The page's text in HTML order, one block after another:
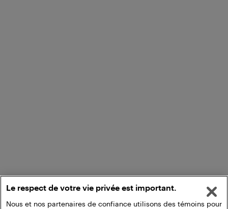
Le respect de votre vie privée est important.
Nous et nos partenaires de confiance utilisons des témoins pour